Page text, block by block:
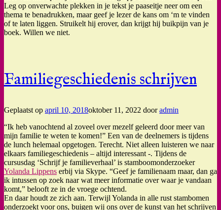
Leg op onverwachte plekken in je tekst je paaseitje neer om een
thema te benadrukken, maar geef je lezer de kans om ‘m te vinden
of te laten liggen. Struikelt hij erover, dan krijgt hij buikpijn van je
boek. Willen we niet.
Familiegeschiedenis schrijven
Geplaatst op april 10, 2018oktober 11, 2022 dooradmin
“Ik heb vanochtend al zoveel over mezelf geleerd door meer van
mijn familie te weten te komen!” Een van de deelnemers is tijdens
de lunch helemaal opgetogen. Terecht. Niet alleen luisteren we naar
elkaars familiegeschiedenis – altijd interessant -. Tijdens de
cursusdag ‘Schrijf je familieverhaal’ is stamboomonderzoeker
Yolanda Lippens erbij via Skype. “Geef je familienaam maar, dan ga
ik intussen op zoek naar wat meer informatie over waar je vandaan
komt,” belooft ze in de vroege ochtend.
En daar houdt ze zich aan. Terwijl Yolanda in alle rust stambomen
onderzoekt voor ons, buigen wij ons over de kunst van het schrijven